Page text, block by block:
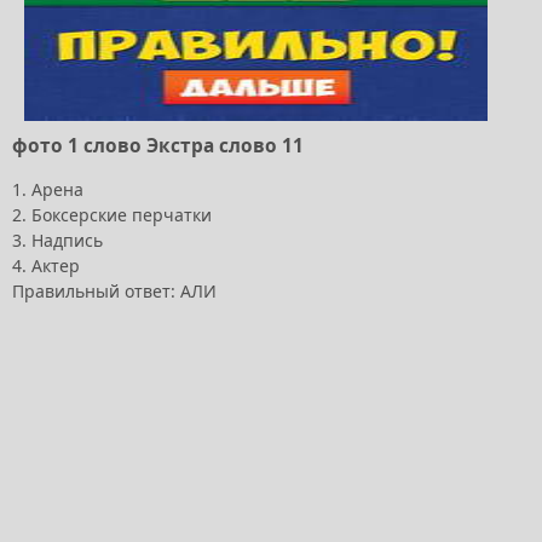
фото 1 слово Экстра слово 11
1. Арена
2. Боксерские перчатки
3. Надпись
4. Актер
Правильный ответ: АЛИ